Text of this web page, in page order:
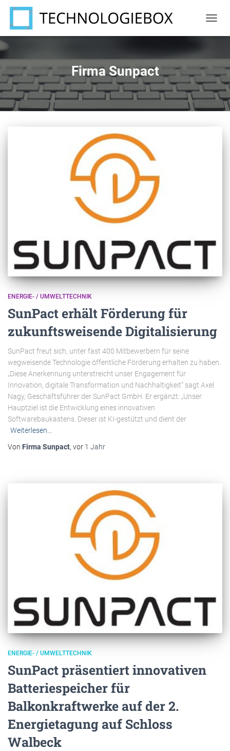
Firma Sunpact
ENERGIE- / UMWELTTECHNIK
SunPact erhält Förderung für
zukunftsweisende Digitalisierung
SunPact freut sich, unter fast 400 Mitbewerbern für seine
wegweisende Technologie öffentliche Förderung erhalten zu haben.
„Diese Anerkennung unterstreicht unser Engagement für
Innovation, digitale Transformation und Nachhaltigkeit“ sagt Axel
Nagy, Geschäftsführer der SunPact GmbH. Er ergänzt: „Unser
Hauptziel ist die Entwicklung eines innovativen
Softwarebaukastens. Dieser ist KI-gestützt und dient der
Weiterlesen…
Von Firma Sunpact, vor 1 Jahr
ENERGIE- / UMWELTTECHNIK
SunPact präsentiert innovativen
Batteriespeicher für
Balkonkraftwerke auf der 2.
Energietagung auf Schloss
Walbeck